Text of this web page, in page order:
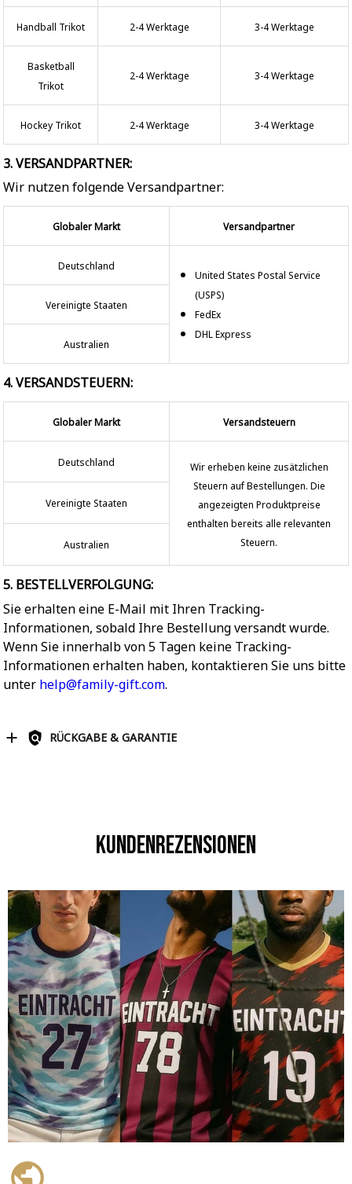
Handball Trikot 2-4 Werktage 3-4 Werktage
Basketball
Trikot
2-4 Werktage 3-4 Werktage
Hockey Trikot 2-4 Werktage 3-4 Werktage
3. VERSANDPARTNER:
Wir nutzen folgende Versandpartner:
Globaler Markt Versandpartner
Deutschland
United States Postal Service
(USPS)
FedEx
DHL Express
Vereinigte Staaten
Australien
4. VERSANDSTEUERN:
Globaler Markt Versandsteuern
Deutschland
Wir erheben keine zusätzlichen
Steuern auf Bestellungen. Die
angezeigten Produktpreise
enthalten bereits alle relevanten
Steuern.
Vereinigte Staaten
Australien
5. BESTELLVERFOLGUNG:
Sie erhalten eine E-Mail mit Ihren Tracking-
Informationen, sobald Ihre Bestellung versandt wurde.
Wenn Sie innerhalb von 5 Tagen keine Tracking-
Informationen erhalten haben, kontaktieren Sie uns bitte
unter help@family-gift.com.
RÜCKGABE & GARANTIE
Kundenrezensionen